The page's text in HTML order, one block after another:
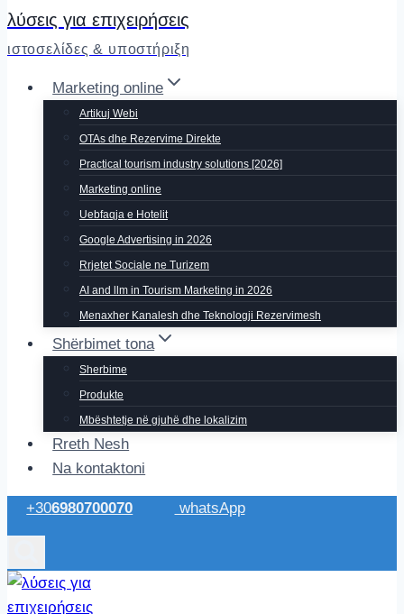
λύσεις για επιχειρήσεις
ιστοσελίδες & υποστήριξη
Marketing online
Artikuj Webi
OTAs dhe Rezervime Direkte
Practical tourism industry solutions [2026]
Marketing online
Uebfaqja e Hotelit
Google Advertising in 2026
Rrjetet Sociale ne Turizem
AI and llm in Tourism Marketing in 2026
Menaxher Kanalesh dhe Teknologji Rezervimesh
Shërbimet tona
Sherbime
Produkte
Mbështetje në gjuhë dhe lokalizim
Rreth Nesh
Na kontaktoni
+306980700070 whatsApp